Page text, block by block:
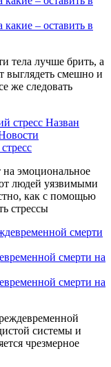
– оставить в
тела лучше брить, а
выглядеть смешно и
же следовать
Назван
эмоциональное
людей уязвимыми
как с помощью
стрессы
смерти на
смерти на
системы и
чрезмерное